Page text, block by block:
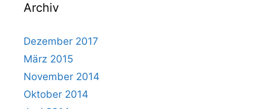
Archiv
Dezember 2017
März 2015
November 2014
Oktober 2014